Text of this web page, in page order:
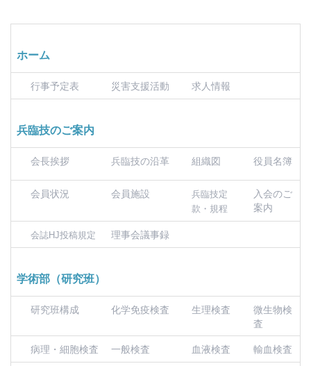
ホーム
行事予定表 災害支援活動 求人情報
兵臨技のご案内
会長挨拶 兵臨技の沿革 組織図 役員名簿
会員状況 会員施設
兵臨技定
款・規程
入会のご
案内
会誌HJ投稿規定 理事会議事録
学術部（研究班）
研究班構成 化学免疫検査 生理検査
微生物検
査
病理・細胞検査
一般検査 血液検査
輸血検査